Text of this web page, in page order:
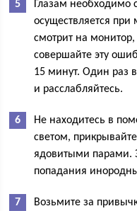
Глазам необходимо
осуществляется при
смотрит на
совершайте эту
15 минут. Один раз
и расслабляйтесь.
Не находитесь в
светом,
ядовитыми парами.
попадания
Возьмите за